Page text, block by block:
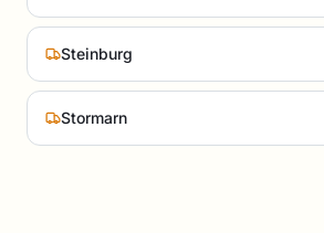
Steinburg
Stormarn